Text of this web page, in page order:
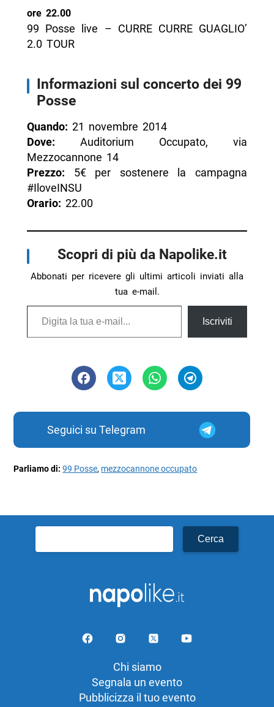
ore 22.00
99 Posse live – CURRE CURRE GUAGLIO’
2.0 TOUR
Informazioni sul concerto dei 99
Posse
Quando: 21 novembre 2014
Dove: Auditorium Occupato, via
Mezzocannone 14
Prezzo: 5€ per sostenere la campagna
#IloveINSU
Orario: 22.00
Scopri di più da Napolike.it
Abbonati per ricevere gli ultimi articoli inviati alla
tua e-mail.
Digita la tua e-mail...
Iscriviti
Seguici su Telegram
Parliamo di:99 Posse, mezzocannone occupato
per:
Chi siamo
Segnala un evento
Pubblicizza il tuo evento